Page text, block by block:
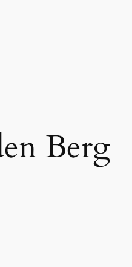
Berg